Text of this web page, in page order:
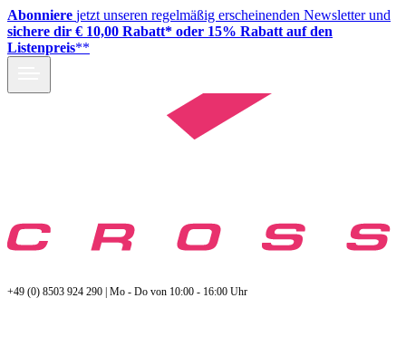
Abonniere jetzt unseren regelmäßig erscheinenden Newsletter und
sichere dir € 10,00 Rabatt* oder 15% Rabatt auf den
Listenpreis**
+49 (0) 8503 924 290 | Mo - Do von 10:00 - 16:00 Uhr